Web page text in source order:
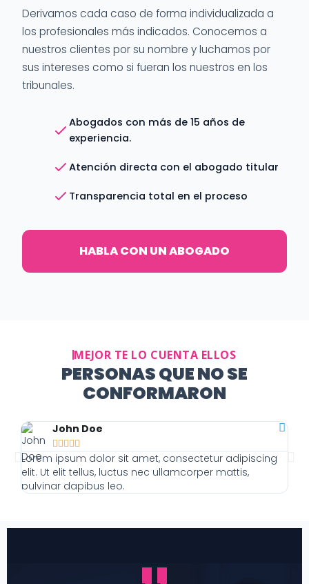
Derivamos cada caso de forma individualizada a
los profesionales más indicados. Conocemos a
nuestros clientes por su nombre y luchamos por
sus intereses como si fueran los nuestros en los
tribunales.
Abogados con más de 15 años de
experiencia.
Atención directa con el abogado titular
Transparencia total en el proceso
HABLA CON UN ABOGADO
MEJOR TE LO CUENTA ELLOS
PERSONAS QUE NO SE
CONFORMARON
John Doe

Lorem ipsum dolor sit amet, consectetur adipiscing
elit. Ut elit tellus, luctus nec ullamcorper mattis,
pulvinar dapibus leo.